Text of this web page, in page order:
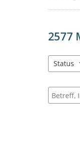
2577
Status
Suche